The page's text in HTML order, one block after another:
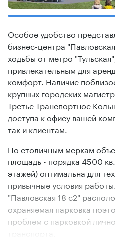
Особое удобство
бизнес-центра
ходьбы от метро
привлекательным для
комфорт. Наличие
крупных городских
Третье Транспортное
доступа к офису вашей
так и клиентам.
По столичным меркам
площадь - порядка 4500
этажей) оптимальна для
привычные условия
"Павловская 18 с2"
охраняемая парковка
проблем с парковкой